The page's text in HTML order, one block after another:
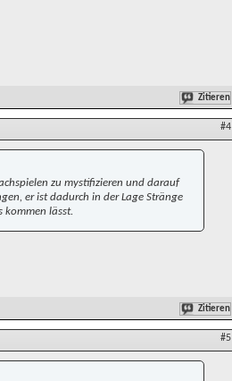
Zitieren
#4
zu mystifizieren und darauf
er ist dadurch in der Lage Stränge
kommen lässt.
Zitieren
#5